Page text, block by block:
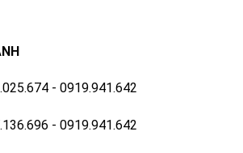
- 0919.941.642
- 0919.941.642